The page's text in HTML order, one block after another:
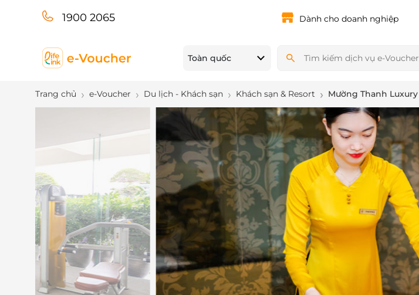
1900 2065 Dành cho doanh nghiệp
Toàn quốc
Trang chủ e-Voucher Du lịch - Khách sạn Khách sạn & Resort Mường Thanh